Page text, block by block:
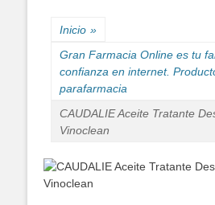
Inicio »
Gran Farmacia Online es tu
confianza en internet.
parafarmacia
CAUDALIE Aceite Tratante
Vinoclean